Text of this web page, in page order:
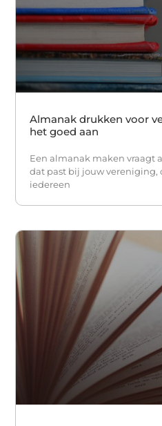
Almanak drukken voor
het goed aan
Een almanak maken vraagt
dat past bij jouw vereniging,
iedereen